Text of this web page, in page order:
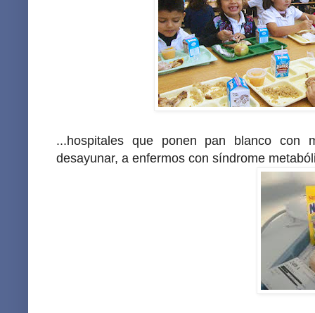
...hospitales que ponen pan blanco con
desayunar, a enfermos con síndrome